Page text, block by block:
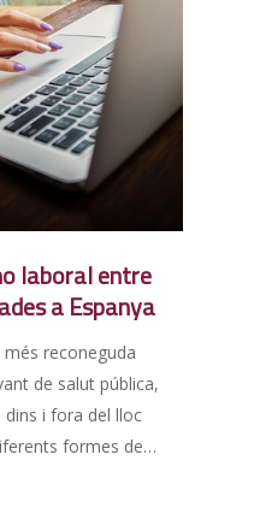
laboral entre
a Espanya
reconeguda
de salut pública,
i fora del lloc
formes de…